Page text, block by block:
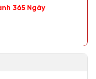
365 Ngày